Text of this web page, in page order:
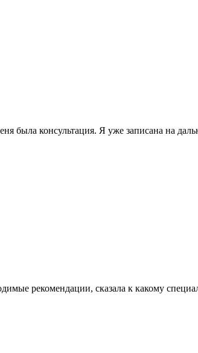
была консультация. Я уже записана на
рекомендации, сказала к какому